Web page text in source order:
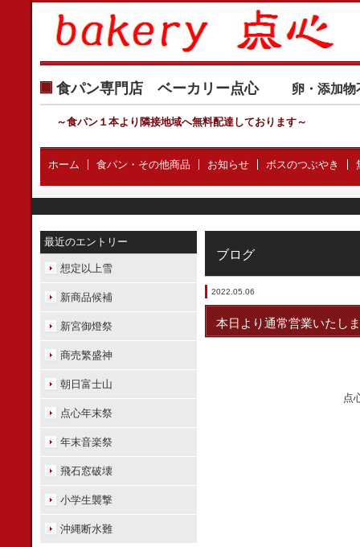
食パン専門店 ベーカリー点心 卵・添加
～食パン１本より隣接地域へ無料配達しております～
ホーム 食パン・その他商品 お知らせ ボスのつぶやき
ブログ
2022.05.06
本日より通常営業いたし
点
最近のエントリー
想定以上雪
新商品候補
新宮御燈祭
商売繁盛神
朝日富士山
点心年末祭
年末音楽祭
飛石窓破壊
小学生襲撃
沖縄断水難